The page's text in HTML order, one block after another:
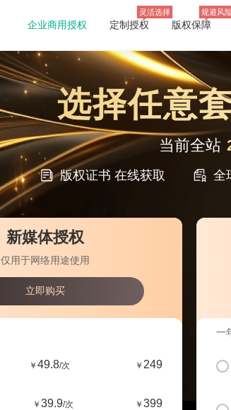
企业商用授权 定制授权
灵活选择
版权保障
规避风险
选择任意
当前全站
版权证书 在线获取 全
新媒体授权
仅用于网络用途使用
立即购买
￥49.8/次 ￥ 249
￥ 39.9/次 ￥ 399
一